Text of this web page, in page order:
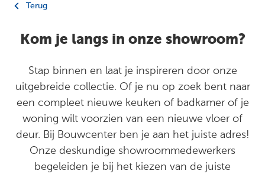
Terug
Kom je langs in onze showroom?
Stap binnen en laat je inspireren door onze
uitgebreide collectie. Of je nu op zoek bent naar
een compleet nieuwe keuken of badkamer of je
woning wilt voorzien van een nieuwe vloer of
deur. Bij Bouwcenter ben je aan het juiste adres!
Onze deskundige showroommedewerkers
begeleiden je bij het kiezen van de juiste